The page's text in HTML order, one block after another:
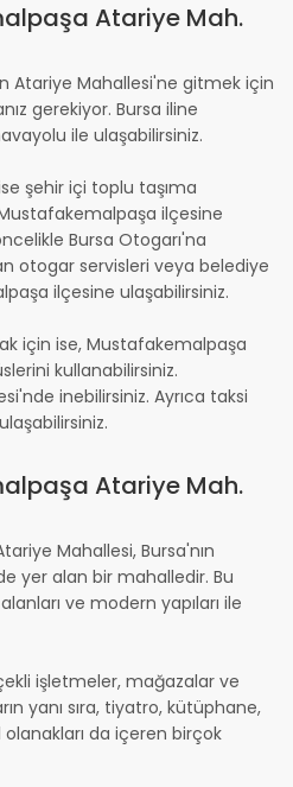
Atariye Mah.
Atariye Mahallesi'ne gitmek için
gerekiyor. Bursa iline
ile ulaşabilirsiniz.
şehir içi toplu taşıma
ilçesine
Bursa Otogarı'na
otogar servisleri veya belediye
ilçesine ulaşabilirsiniz.
için ise, Mustafakemalpaşa
kullanabilirsiniz.
inebilirsiniz. Ayrıca taksi
Atariye Mah.
Mahallesi, Bursa'nın
yer alan bir mahalledir. Bu
ve modern yapıları ile
işletmeler, mağazalar ve
yanı sıra, tiyatro, kütüphane,
da içeren birçok